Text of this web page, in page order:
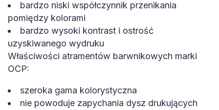
bardzo niski współczynnik przenikania
pomiędzy kolorami
bardzo wysoki kontrast i ostrość
uzyskiwanego wydruku
Właściwości atramentów barwnikowych marki
OCP:
szeroka gama kolorystyczna
nie powoduje zapychania dysz drukujących